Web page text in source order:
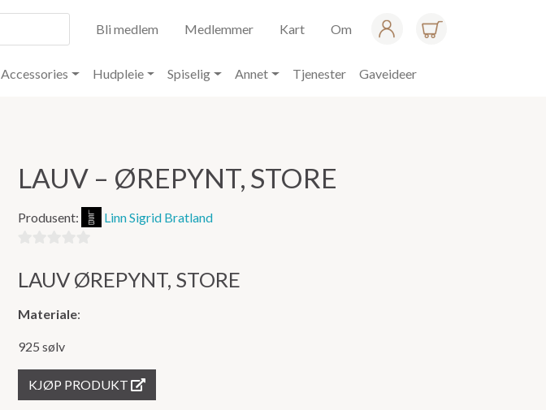
Bli medlem Medlemmer Kart Om
Accessories Hudpleie Spiselig Annet Tjenester Gaveideer
LAUV – ØREPYNT, STORE
Produsent: Linn Sigrid Bratland
ut
5
LAUV ØREPYNT, STORE
Materiale:
925 sølv
KJØP PRODUKT